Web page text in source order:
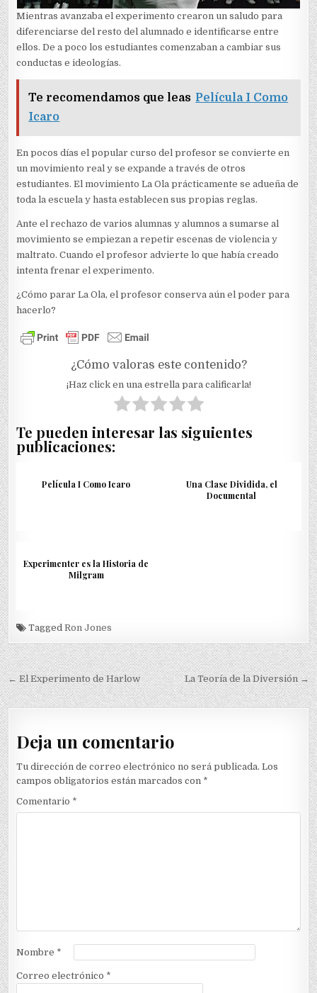
Mientras avanzaba el experimento crearon un saludo para
diferenciarse del resto del alumnado e identificarse entre
ellos. De a poco los estudiantes comenzaban a cambiar sus
conductas e ideologías.
Te recomendamos que leas Película I Como
Icaro
En pocos días el popular curso del profesor se convierte en
un movimiento real y se expande a través de otros
estudiantes. El movimiento La Ola prácticamente se adueña de
toda la escuela y hasta establecen sus propias reglas.
Ante el rechazo de varios alumnas y alumnos a sumarse al
movimiento se empiezan a repetir escenas de violencia y
maltrato. Cuando el profesor advierte lo que había creado
intenta frenar el experimento.
¿Cómo parar La Ola, el profesor conserva aún el poder para
hacerlo?
¿Cómo valoras este contenido?
¡Haz click en una estrella para calificarla!
Te pueden interesar las siguientes
publicaciones:
Película I Como Icaro
Una Clase Dividida, el
Documental
Experimenter es la Historia de
Milgram
TaggedRon Jones
Navegación
de
entradas
← El Experimento de Harlow La Teoría de la Diversión →
Deja un comentario
Tu dirección de correo electrónico no será publicada. Los
campos obligatorios están marcados con *
Comentario *
Nombre *
Correo electrónico *